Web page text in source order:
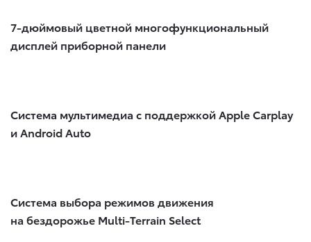
7-дюймовый цветной многофункциональный
дисплей приборной панели
Система мультимедиа с поддержкой Apple Carplay
и Android Auto​
Система выбора режимов движения
на бездорожье Multi-Terrain Select